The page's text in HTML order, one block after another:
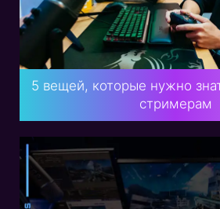
5 вещей, которые нужно
стримерам